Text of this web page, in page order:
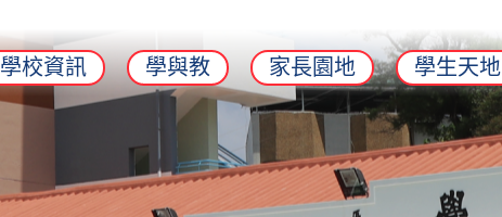
學校資訊 學與教 家長園地 學生天地